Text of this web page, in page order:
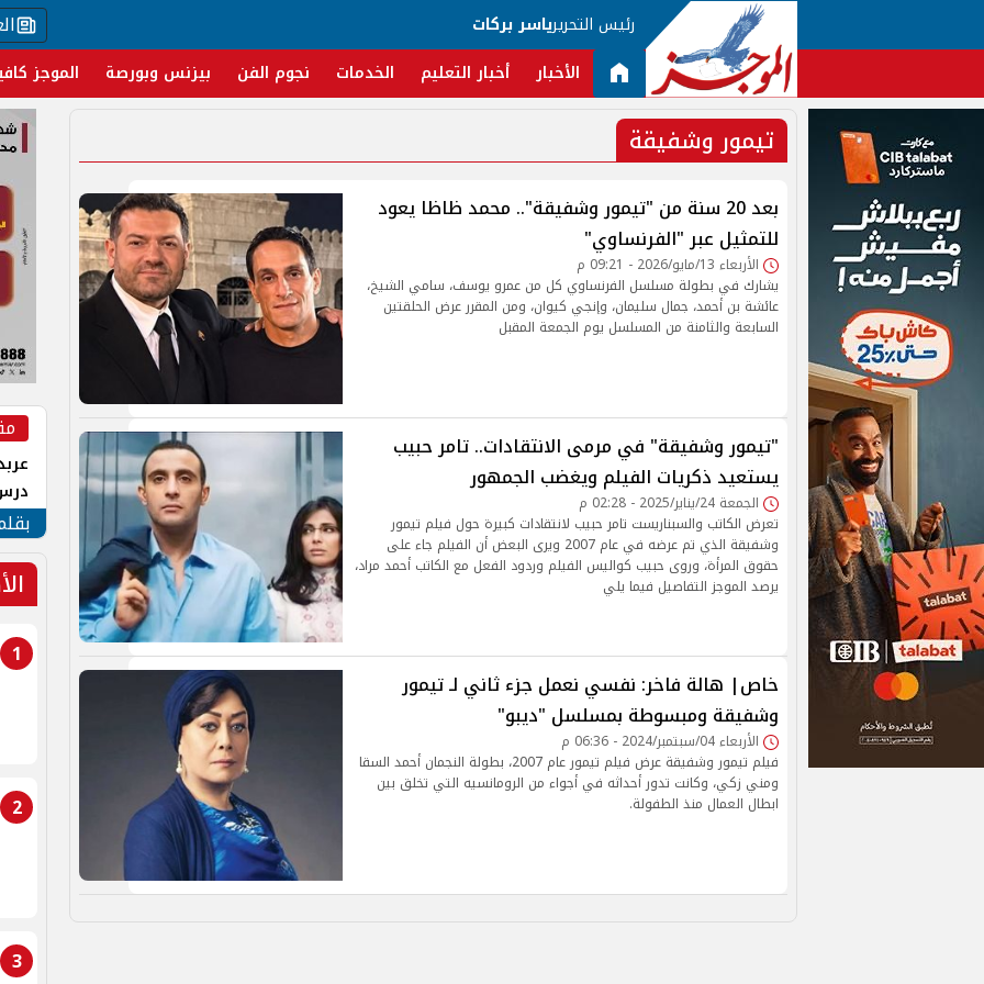
رئيس التحريرياسر بركات
الأخبار أخبار التعليم الخدمات نجوم الفن بيزنس وبورصة الموجز
تيمور وشفيقة
بعد 20 سنة من "تيمور وشفيقة".. محمد ظاظا يعود
للتمثيل عبر "الفرنساوي"
الأربعاء 13/مايو/2026 - 09:21 م
يشارك في بطولة مسلسل الفرنساوي كل من عمرو يوسف، سامي الشيخ،
عائشة بن أحمد، جمال سليمان، وإنجي كيوان، ومن المقرر عرض الحلقتين
السابعة والثامنة من المسلسل يوم الجمعة المقبل
"تيمور وشفيقة" في مرمى الانتقادات.. تامر حبيب
يستعيد ذكريات الفيلم ويغضب الجمهور
الجمعة 24/يناير/2025 - 02:28 م
تعرض الكاتب والسبناريست تامر حبيب لانتقادات كبيرة حول فيلم تيمور
وشفيقة الذي تم عرضه في عام 2007 ويرى البعض أن الفيلم جاء على
حقوق المرأة، وروى حبيب كواليس الفيلم وردود الفعل مع الكاتب أحمد مراد،
يرصد الموجز التفاصيل فيما يلي
خاص| هالة فاخر: نفسي نعمل جزء ثاني لـ تيمور
وشفيقة ومبسوطة بمسلسل "ديبو"
الأربعاء 04/سبتمبر/2024 - 06:36 م
فيلم تيمور وشفيقة عرض فيلم تيمور عام 2007، بطولة النجمان أحمد السقا
ومني زكي، وكانت تدور أحداثه في أجواء من الرومانسيه التي تخلق بين
ابطال العمال منذ الطفولة.
1
2
3